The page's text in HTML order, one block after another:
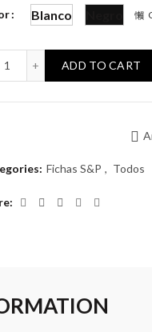
Blanco
ADD TO CART
Fichas S&P , Todos